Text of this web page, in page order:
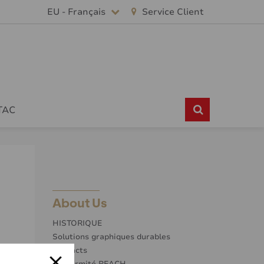
EU - Français Service Client
About Us
HISTORIQUE
Solutions graphiques durables
Contacts